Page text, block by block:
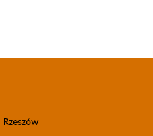
Rzeszów